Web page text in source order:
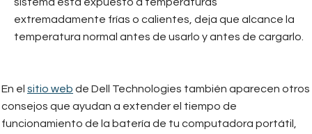
extremadamente frías o calientes, deja que alcance la
temperatura normal antes de usarlo y antes de cargarlo.
En el sitio web de Dell Technologies también aparecen otros
consejos que ayudan a extender el tiempo de
funcionamiento de la batería de tu computadora portátil,